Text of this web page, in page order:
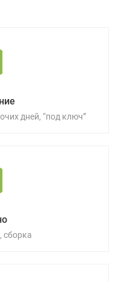
дней, “под ключ”
сборка